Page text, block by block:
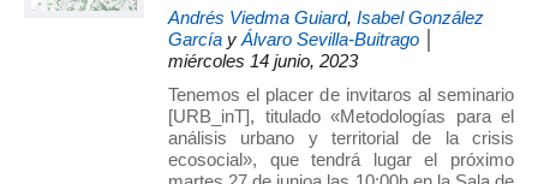
Andrés Viedma Guiard, Isabel González
García y Álvaro Sevilla-Buitrago
miércoles 14 junio, 2023
Tenemos el placer de invitaros al seminario
[URB_inT], titulado «Metodologías para el
análisis urbano y territorial de la crisis
ecosocial», que tendrá lugar el próximo